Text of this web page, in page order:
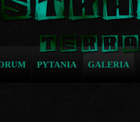
PYTANIA GALERIA